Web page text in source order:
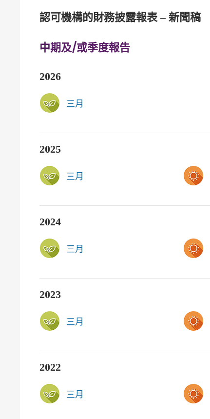
認可機構的財務披露報表 – 新聞稿
中期及/或季度報告
2026
三月
2025
三月
2024
三月
2023
三月
2022
三月